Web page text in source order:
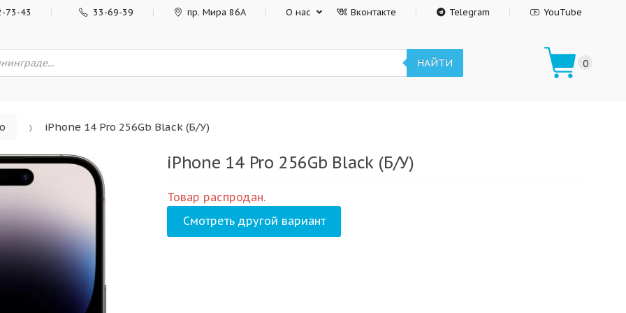
73-43 33-69-39 пр. Мира 86А О нас Вконтакте Telegram YouTube
НАЙТИ 0
iPhone 14 Pro 256Gb Black (Б/У)
iPhone 14 Pro 256Gb Black (Б/У)
Товар распродан.
Смотреть другой вариант